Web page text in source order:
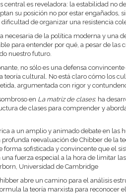
central es reveladora: la estabilidad no
su posición no por estar engañados,
de organizar una resistencia
necesaria de la política moderna y una
para entender por qué, a pesar de
nuestro futuro.
no sólo es una defensa
cultural. No está claro cómo los
argumentada con rigor y
en La matriz de clases: ha
de clases para comprender y
a un amplio y animado debate en las
reevaluación de Chibber de la
sofisticada y convincente que el
fuerza especial a la hora de limitar
Universidad de Cambridge
abre un camino para el análisis
la teoría marxista para reconocer